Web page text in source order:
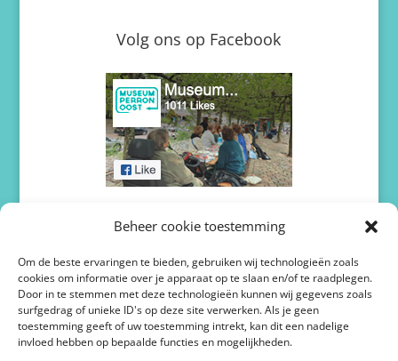
Beheer cookie toestemming
Om de beste ervaringen te bieden, gebruiken wij technologieën zoals
cookies om informatie over je apparaat op te slaan en/of te raadplegen.
Door in te stemmen met deze technologieën kunnen wij gegevens zoals
surfgedrag of unieke ID's op deze site verwerken. Als je geen
toestemming geeft of uw toestemming intrekt, kan dit een nadelige
invloed hebben op bepaalde functies en mogelijkheden.
Volg ons op Facebook
Volg ons op Twitter / X